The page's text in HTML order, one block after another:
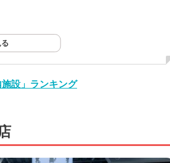
設」ランキング